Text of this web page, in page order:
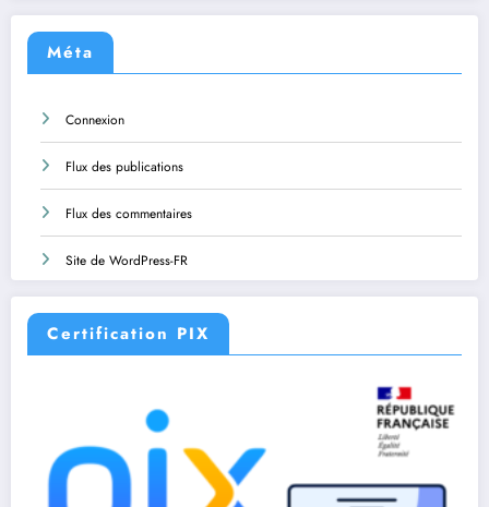
Méta
Connexion
Flux des publications
Flux des commentaires
Site de WordPress-FR
Certification PIX